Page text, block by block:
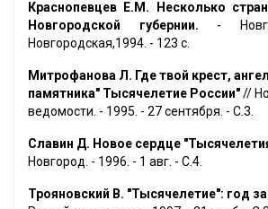
Краснопевцев Е.М. Несколько
Новгородской губернии. -
Новгородская,1994. - 123 с.
Митрофанова Л. Где твой крест,
памятника" Тысячелетие России"//
ведомости. - 1995. - 27 сентября. - С.3.
Славин Д. Новое сердце
Новгород. - 1996. - 1 авг. - С.4.
Трояновский В. "Тысячелетие": год